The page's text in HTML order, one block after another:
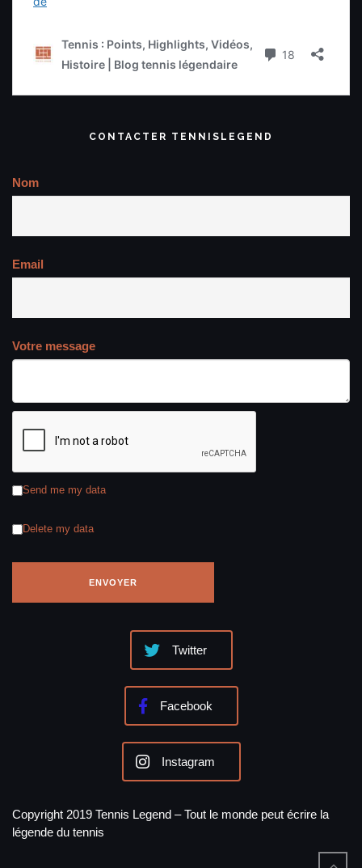
CONTACTER TENNISLEGEND
Nom
Email
Votre message
Send me my data
Delete my data
Twitter
Facebook
Instagram
Copyright 2019 Tennis Legend – Tout le monde peut écrire la
légende du tennis